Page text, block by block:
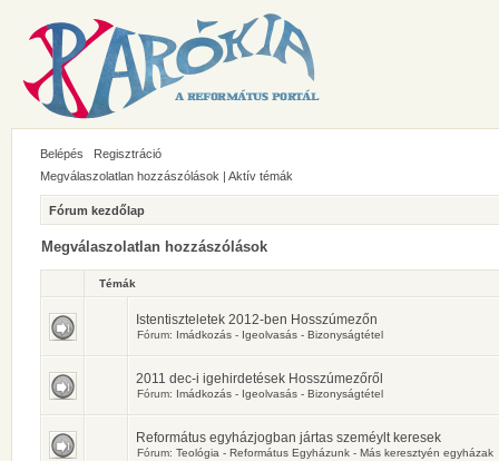
Belépés
Regisztráció
Megválaszolatlan hozzászólások | Aktív témák
Fórum kezdőlap
Megválaszolatlan hozzászólások
Témák
Istentiszteletek 2012-ben Hosszúmezőn
Fórum: Imádkozás - Igeolvasás - Bizonyságtétel
2011 dec-i igehirdetések Hosszúmezőről
Fórum: Imádkozás - Igeolvasás - Bizonyságtétel
Református egyházjogban jártas szeméylt keresek
Fórum: Teológia - Református Egyházunk - Más keresztyén egyházak